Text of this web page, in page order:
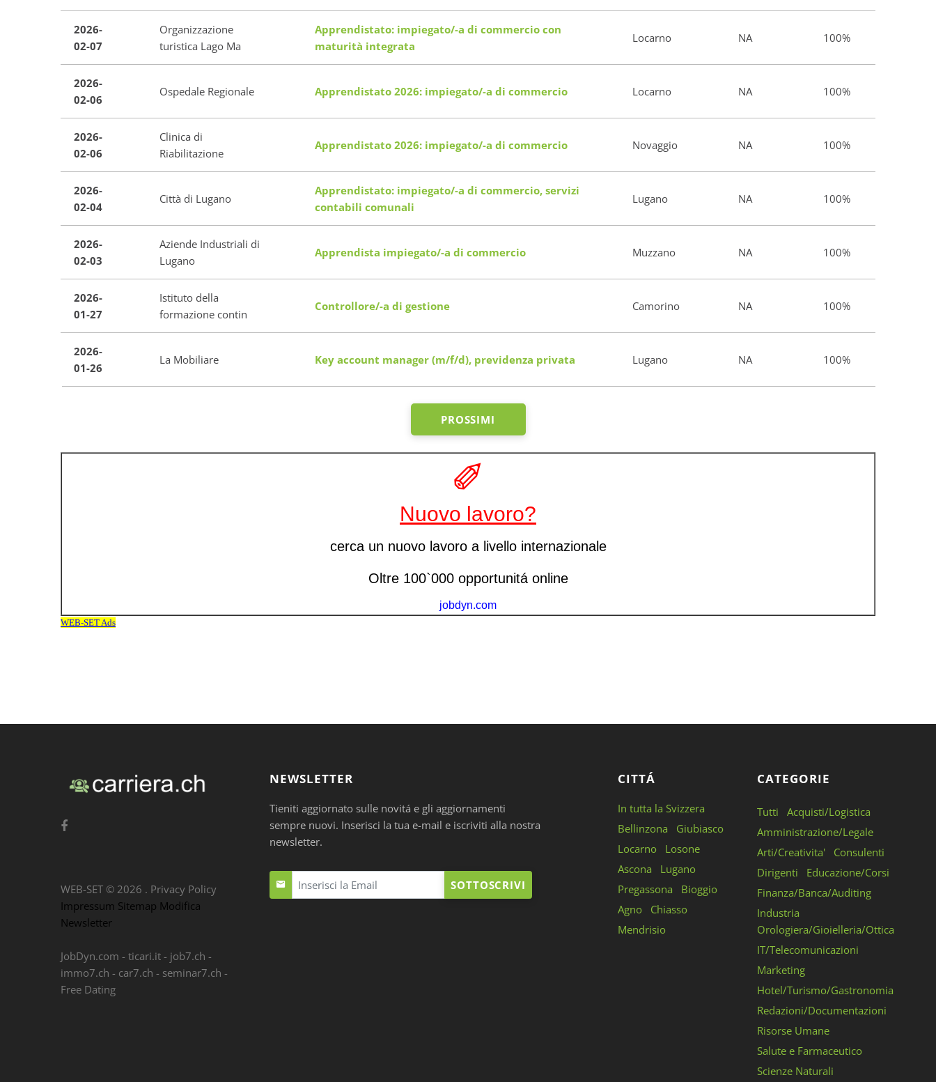
2026-
02-07
Organizzazione
turistica Lago Ma
Apprendistato: impiegato/-a di commercio con
maturità integrata
Locarno NA 100%
2026-
02-06
Ospedale Regionale Apprendistato 2026: impiegato/-a di commercio Locarno NA 100%
2026-
02-06
Clinica di
Riabilitazione
Apprendistato 2026: impiegato/-a di commercio Novaggio NA 100%
2026-
02-04
Città di Lugano
Apprendistato: impiegato/-a di commercio, servizi
contabili comunali
Lugano NA 100%
2026-
02-03
Aziende Industriali di
Lugano
Apprendista impiegato/-a di commercio Muzzano NA 100%
2026-
01-27
Istituto della
formazione contin
Controllore/-a di gestione Camorino NA 100%
2026-
01-26
La Mobiliare Key account manager (m/f/d), previdenza privata Lugano NA 100%
PROSSIMI
NEWSLETTER
Tieniti aggiornato sulle novitá e gli aggiornamenti
sempre nuovi. Inserisci la tua e-mail e iscriviti alla nostra
newsletter.
SOTTOSCRIVI
CITTÁ
In tutta la Svizzera
Bellinzona
Giubiasco
Locarno
Losone
Ascona
Lugano
Pregassona
Bioggio
Agno
Chiasso
Mendrisio
CATEGORIE
Tutti
Acquisti/Logistica
Amministrazione/Legale
Arti/Creativita'
Consulenti
Dirigenti
Educazione/Corsi
Finanza/Banca/Auditing
Industria
Orologiera/Gioielleria/Ottica
IT/Telecomunicazioni
Marketing
Hotel/Turismo/Gastronomia
Redazioni/Documentazioni
Risorse Umane
Salute e Farmaceutico
Scienze Naturali
WEB-SET © 2026 . Privacy Policy
Impressum Sitemap Modifica
Newsletter
JobDyn.com - ticari.it - job7.ch -
immo7.ch - car7.ch - seminar7.ch -
Free Dating